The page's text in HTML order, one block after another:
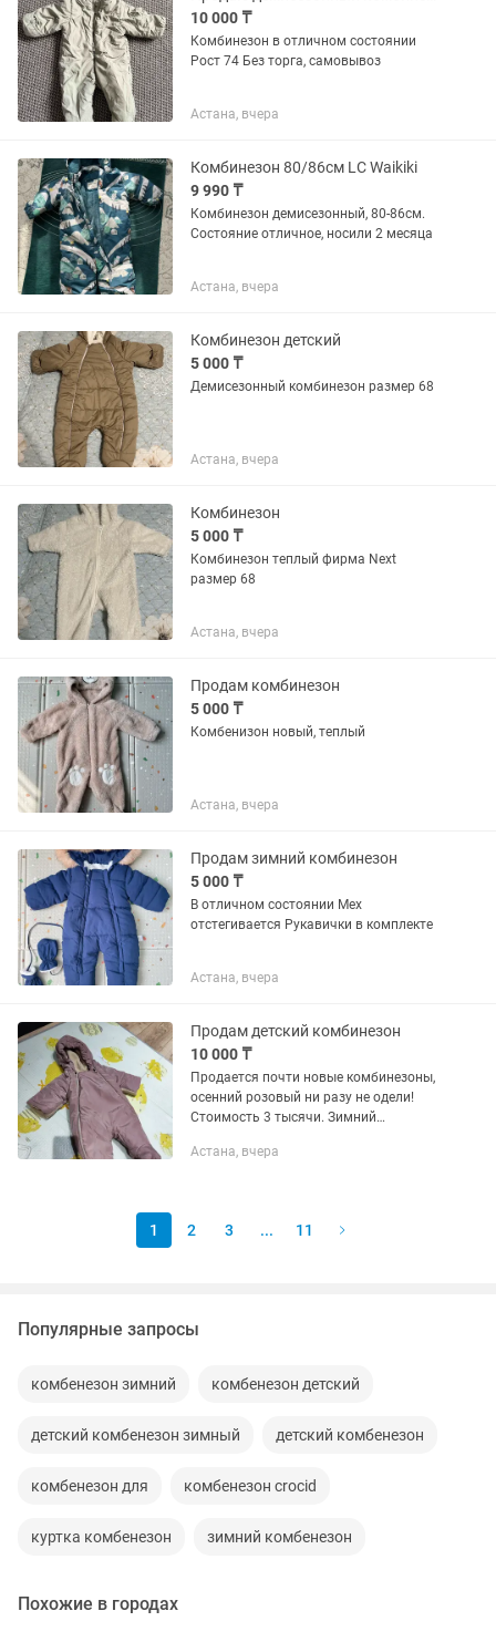
10 000 ₸
Комбинезон в отличном состоянии
Рост 74 Без торга, самовывоз
Астана, вчера
Комбинезон 80/86см LC Waikiki
9 990 ₸
Комбинезон демисезонный, 80-86см.
Состояние отличное, носили 2 месяца
Астана, вчера
Комбинезон детский
5 000 ₸
Демисезонный комбинезон размер 68
Астана, вчера
Комбинезон
5 000 ₸
Комбинезон теплый фирма Next
размер 68
Астана, вчера
Продам комбинезон
5 000 ₸
Комбенизон новый, теплый
Астана, вчера
Продам зимний комбинезон
5 000 ₸
В отличном состоянии Мех
отстегивается Рукавички в комплекте
Астана, вчера
Продам детский комбинезон
10 000 ₸
Продается почти новые комбинезоны,
осенний розовый ни разу не одели!
Стоимость 3 тысячи. Зимний
выписку. Стоимость 10 тысяч. Возраст
Астана, вчера
1 2 3 ... 11
Популярные запросы
комбенезон зимний комбенезон детский
детский комбенезон зимный детский комбенезон
комбенезон для комбенезон crocid
куртка комбенезон зимний комбенезон
Похожие в городах